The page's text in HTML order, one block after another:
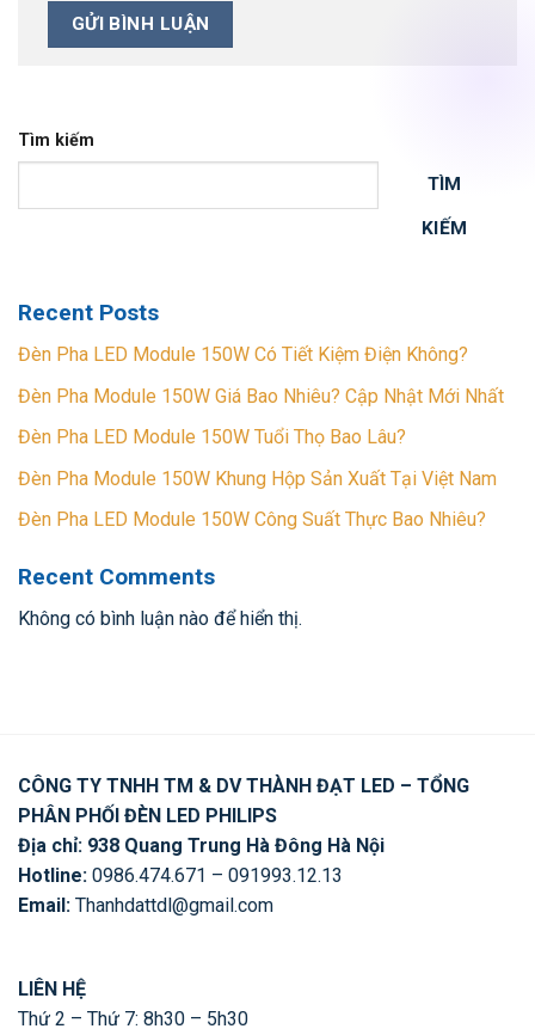
Tìm kiếm
TÌM
KIẾM
Recent Posts
Đèn Pha LED Module 150W Có Tiết Kiệm Điện Không?
Đèn Pha Module 150W Giá Bao Nhiêu? Cập Nhật Mới Nhất
Đèn Pha LED Module 150W Tuổi Thọ Bao Lâu?
Đèn Pha Module 150W Khung Hộp Sản Xuất Tại Việt Nam
Đèn Pha LED Module 150W Công Suất Thực Bao Nhiêu?
Recent Comments
Không có bình luận nào để hiển thị.
CÔNG TY TNHH TM & DV THÀNH ĐẠT LED – TỔNG
PHÂN PHỐI ĐÈN LED PHILIPS
Địa chỉ: 938 Quang Trung Hà Đông Hà Nội
Hotline: 0986.474.671 – 091993.12.13
Email: Thanhdattdl@gmail.com
LIÊN HỆ
Thứ 2 – Thứ 7: 8h30 – 5h30